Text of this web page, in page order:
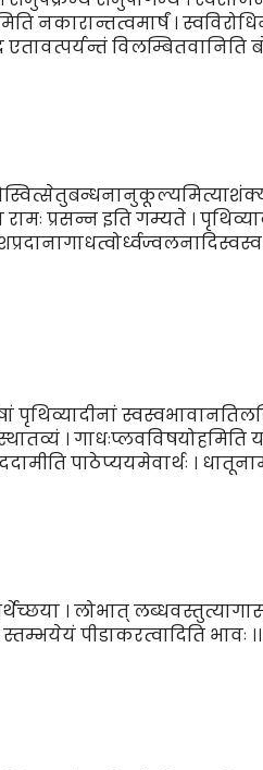
नकारान्तत्वमार्षं ।
विलम्बितवानिति
प्रसन्न इति गम्यते ।
। गाधःप्लवविषयोहमिति
पाठेप्ययमेवार्थः ।
। लोभात्
पीडाकरत्वादिति भावः